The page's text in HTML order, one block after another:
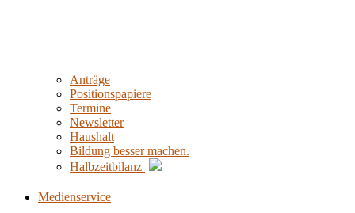
Anträge
Positionspapiere
Termine
Newsletter
Haushalt
Bildung besser machen.
Halbzeitbilanz
Medienservice